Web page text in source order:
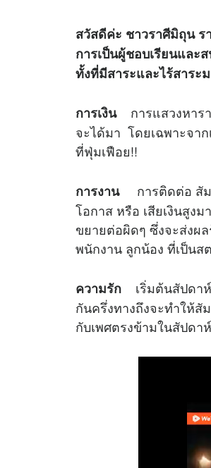
สวัสดีค่ะ ชาวราศีมิถุน
การเป็นผู้ชอบเรียนและ
ทั้งที่มีสาระและไร้สาร
การเงินการแสวงหารา
จะได้มา โดยเฉพาะจา
ที่ฟุ่มเฟือย!!
การงาน
การติดต่อ สั
โอกาส หรือ เสียเงินสูง
ขยายต่อผิดๆ ซึ่งจะส่งผ
พนักงาน ลูกน้อง ที่เป็นส
ความรัก
เริ่มต้นสัปดา
กันครึ่งทางถึงจะทำให้
กับเพศตรงข้ามในสัปดา